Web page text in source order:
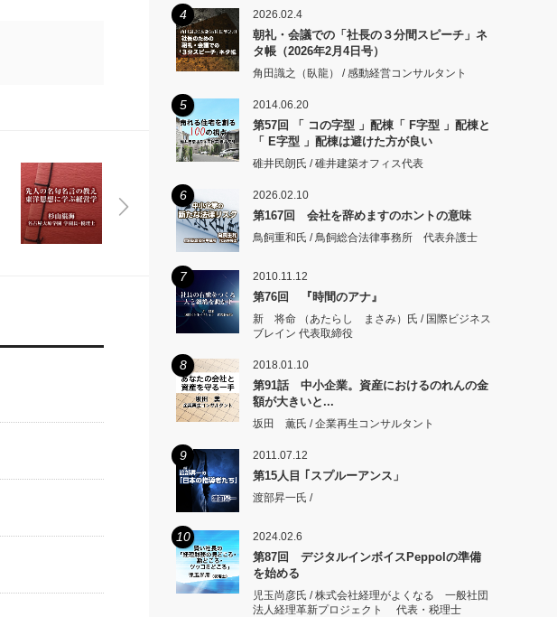
4 2026.02.4
朝礼・会議での「社長の３分間スピーチ」ネ
タ帳（2026年2月4日号）
角田識之（臥龍） / 感動経営コンサルタント
5 2014.06.20
第57回 「 コの字型 」配棟「 F字型 」配棟と
「 E字型 」配棟は避けた方が良い
碓井民朗氏 / 碓井建築オフィス代表
6 2026.02.10
第167回 会社を辞めますのホントの意味
鳥飼重和氏 / 鳥飼総合法律事務所 代表弁護士
7 2010.11.12
第76回 『時間のアナ』
新 将命 （あたらし まさみ）氏 / 国際ビジネス
ブレイン 代表取締役
8 2018.01.10
第91話 中小企業。資産におけるのれんの金
額が大きいと...
坂田 薫氏 / 企業再生コンサルタント
9 2011.07.12
第15人目 ｢スプルーアンス」
渡部昇一氏 /
10 2024.02.6
第87回 デジタルインボイスPeppolの準備
を始める
児玉尚彦氏 / 株式会社経理がよくなる 一般社団
法人経理革新プロジェクト 代表・税理士